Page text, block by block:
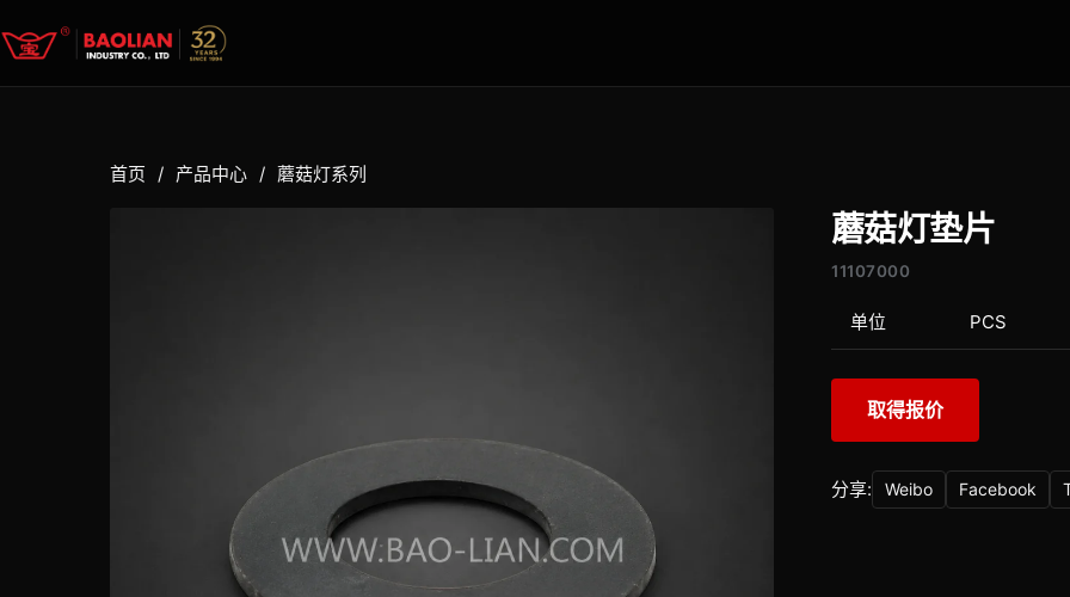
首页 / 产品中心 / 蘑菇灯系列
蘑菇灯垫片
11107000
单位 PCS
取得报价
分享: Weibo Facebook